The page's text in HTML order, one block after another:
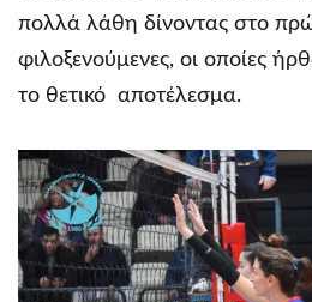
πολλά λάθη δίνοντας στο
φιλοξενούμενες, οι οποίες
το θετικό αποτέλεσμα.